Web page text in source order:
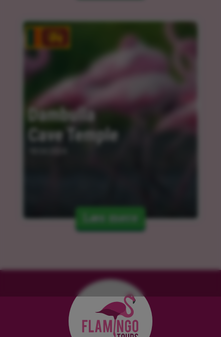
Dambulla
Cave Temple
Læs mere